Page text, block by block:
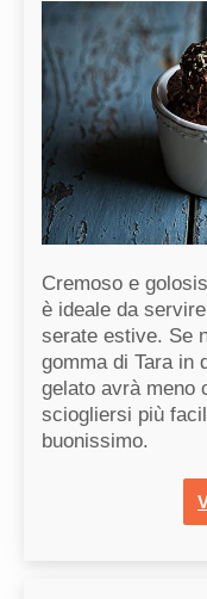
Cremoso e
è ideale da
serate estive. Se
gomma di Tara in
gelato avrà meno
sciogliersi più
buonissimo.